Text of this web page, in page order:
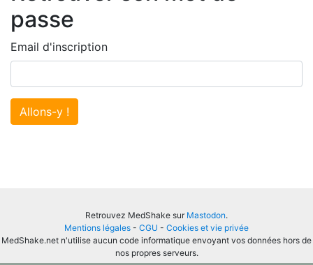
passe
Email d'inscription
Allons-y !
Retrouvez MedShake sur Mastodon.
Mentions légales - CGU - Cookies et vie privée
MedShake.net n'utilise aucun code informatique envoyant vos données hors de
nos propres serveurs.